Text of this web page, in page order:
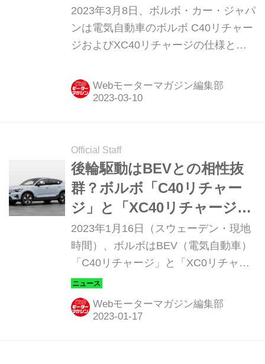
動）化にも拍手！
2023年3月8日、ボルボ・カー・ジャパ
ンは電気自動車のボルボ C40リチャー
ジおよびXC40リチャージの仕様と価
ンラインストアにおいて予約受注の受
付を開始した。ユーザーへのデリバリ
最大トルクは約27%向上 C40はボルボ
のクロスオーバー、XC40はコンパク
トSUVだ。ボルボはバッテリー電気自
動車やプラグインハイブリッド車に
「リチャージ」というグレード名を与
えているが、バッテリー電気自動車の
「リチャージ」はC40とXC40だけだ。
これまでのC40／XC40リチャージは2
モータ...
Webモーターマガジン編集部
Official Staff
後輪駆動はBEVとの相性抜
群？ボルボ「C40リチャー
ジ」と「XC40リチャージ」
に、25年ぶりとなるRWDモ
デルがラインアップ
2023年1月16日（スウェーデン・現地
時間）、ボルボはBEV（電気自動車）
「C40リチャージ」と「XC0リチャー
ジ」に新たに後輪駆動モデルを加えた
と発表。同時に航続距離と充電時間の
アップデートも行われた。ボルボブラ
Webモーターマガジン編集部